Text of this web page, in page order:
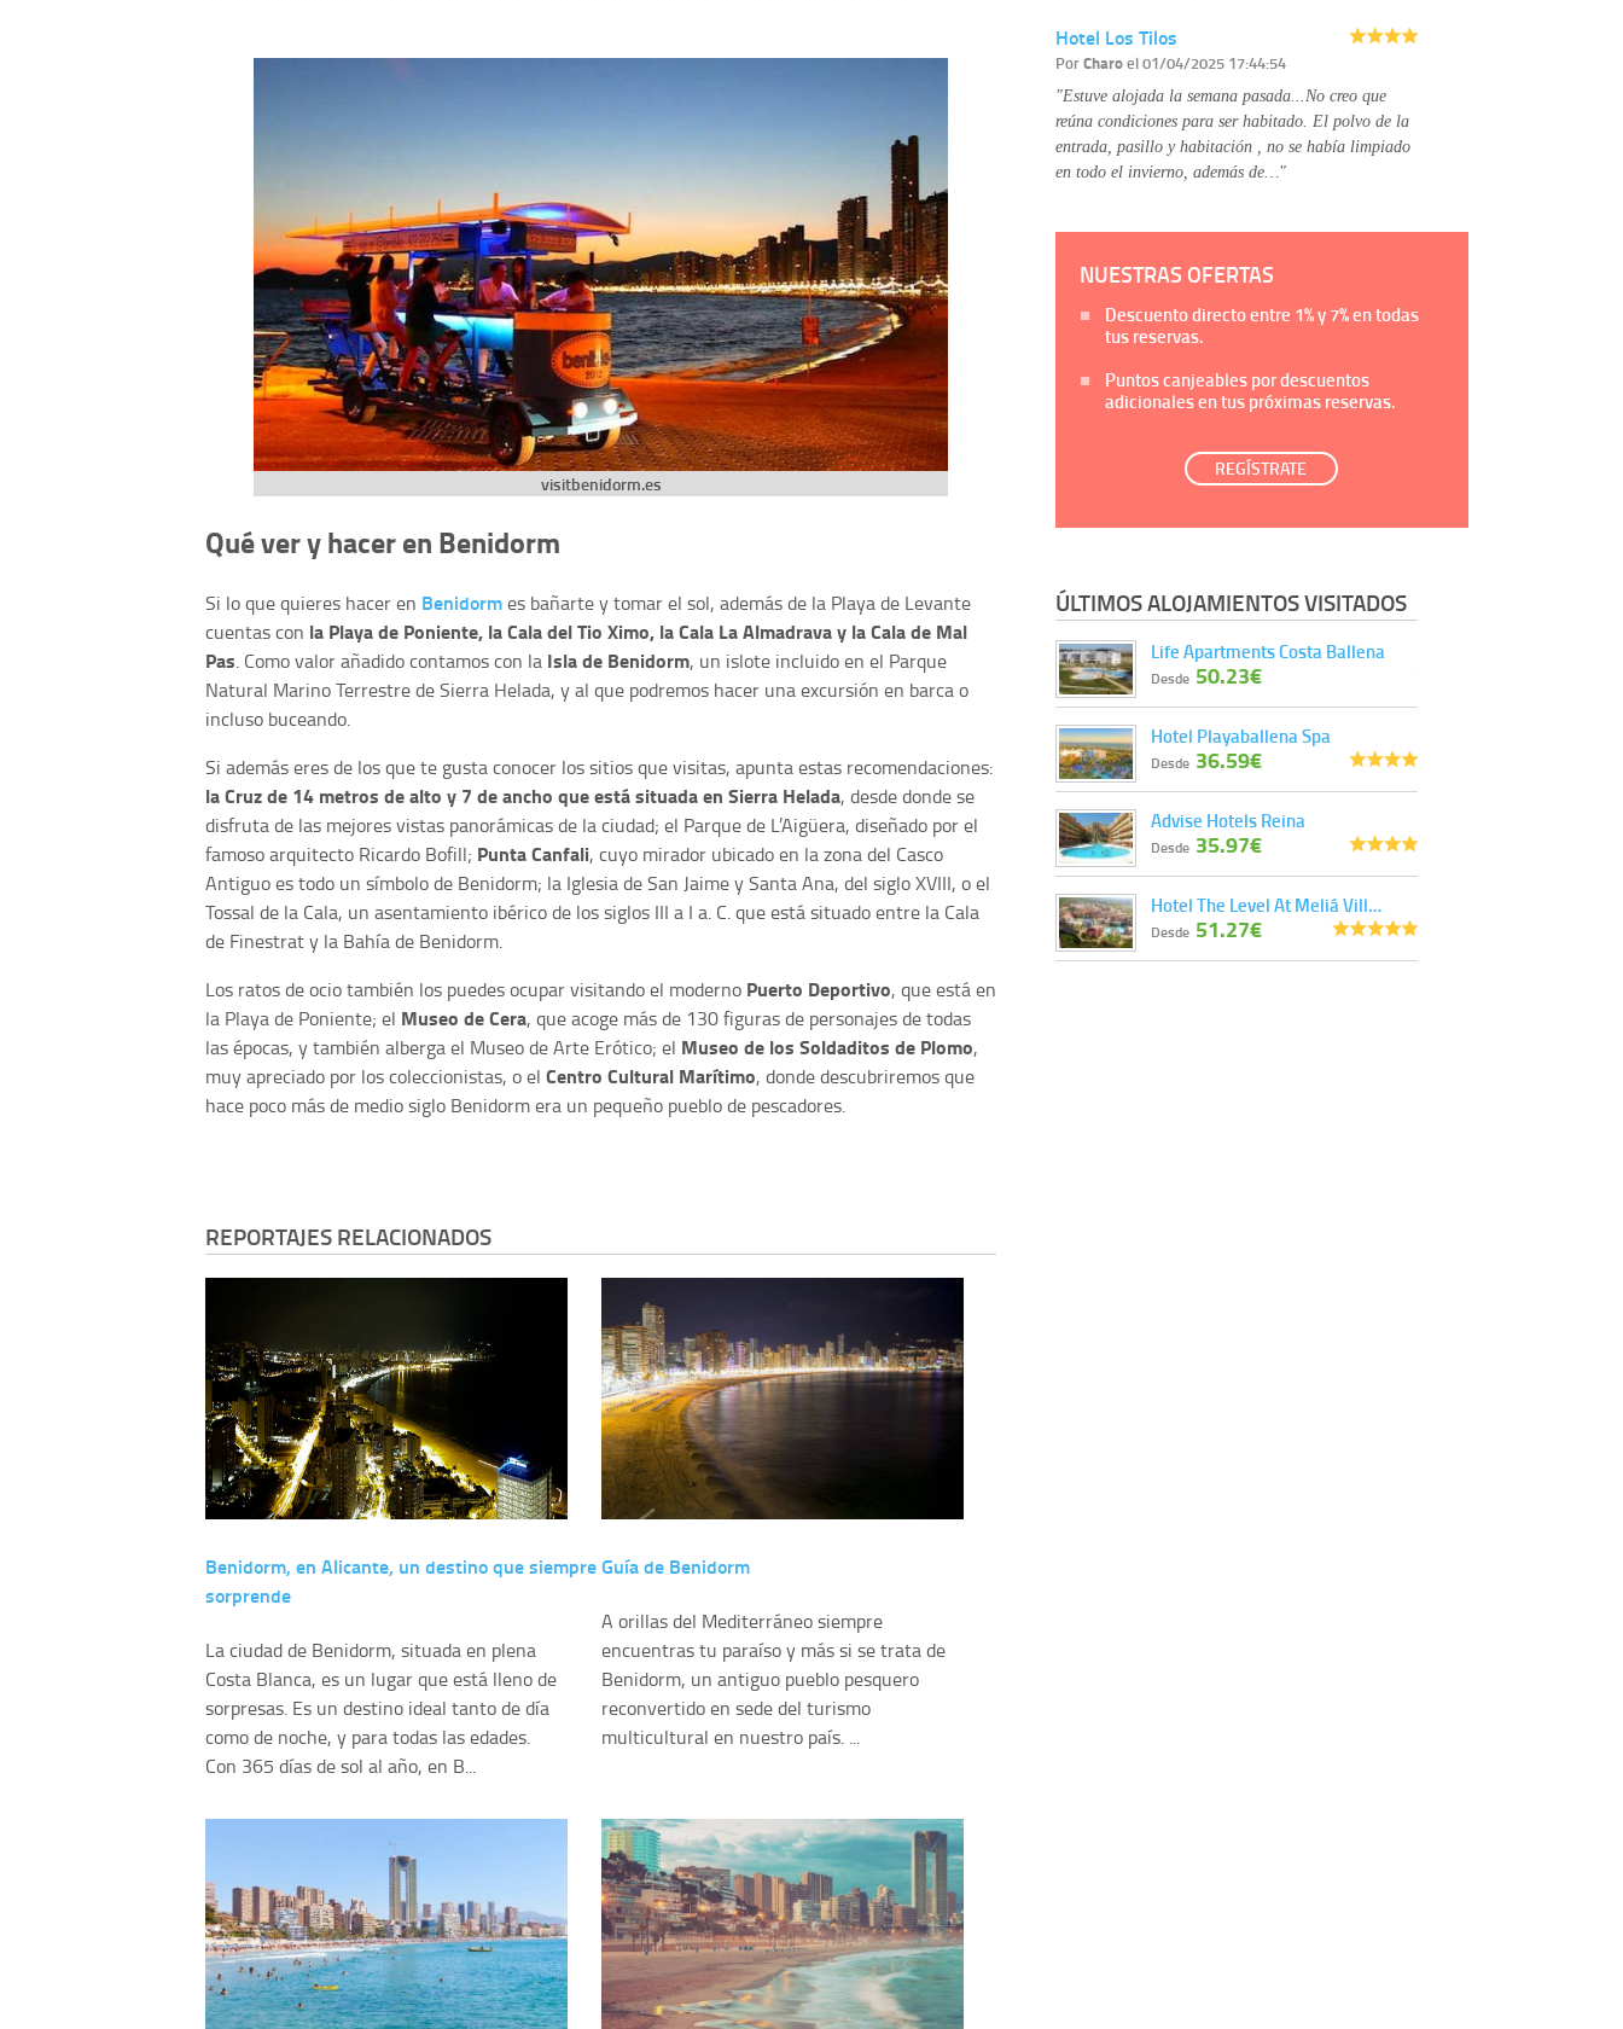
visitbenidorm.es
Qué ver y hacer en Benidorm
Si lo que quieres hacer en Benidormes bañarte y tomar el sol, además de la Playa de Levante
cuentas con la Playa de Poniente, la Cala del Tio Ximo, la Cala La Almadrava y la Cala de Mal
Pas. Como valor añadido contamos con la Isla de Benidorm, un islote incluido en el Parque
Natural Marino Terrestre de Sierra Helada, y al que podremos hacer una excursión en barca o
incluso buceando.
Si además eres de los que te gusta conocer los sitios que visitas, apunta estas recomendaciones:
la Cruz de 14 metros de alto y 7 de ancho que está situada en Sierra Helada, desde donde se
disfruta de las mejores vistas panorámicas de la ciudad; el Parque de L’Aigüera, diseñado por el
famoso arquitecto Ricardo Bofill; Punta Canfali, cuyo mirador ubicado en la zona del Casco
Antiguo es todo un símbolo de Benidorm; la Iglesia de San Jaime y Santa Ana, del siglo XVIII, o el
Tossal de la Cala, un asentamiento ibérico de los siglos III a I a. C. que está situado entre la Cala
de Finestrat y la Bahía de Benidorm.
Los ratos de ocio también los puedes ocupar visitando el moderno Puerto Deportivo, que está en
la Playa de Poniente; el Museo de Cera, que acoge más de 130 figuras de personajes de todas
las épocas, y también alberga el Museo de Arte Erótico; el Museo de los Soldaditos de Plomo,
muy apreciado por los coleccionistas, o el Centro Cultural Marítimo, donde descubriremos que
hace poco más de medio siglo Benidorm era un pequeño pueblo de pescadores.
REPORTAJES RELACIONADOS
Benidorm, en Alicante, un destino que siempre
sorprende
La ciudad de Benidorm, situada en plena
Costa Blanca, es un lugar que está lleno de
sorpresas. Es un destino ideal tanto de día
como de noche, y para todas las edades.
Con 365 días de sol al año, en B...
Guía de Benidorm
A orillas del Mediterráneo siempre
encuentras tu paraíso y más si se trata de
Benidorm, un antiguo pueblo pesquero
reconvertido en sede del turismo
multicultural en nuestro país. ...
Hotel Los Tilos
PorCharoel 01/04/2025 17:44:54
"Estuve alojada la semana pasada...No creo que
reúna condiciones para ser habitado. El polvo de la
entrada, pasillo y habitación , no se había limpiado
en todo el invierno, además de…"
NUESTRAS OFERTAS
Descuento directo entre 1%y7%en todas
tus reservas.
Puntos canjeables por descuentos
adicionales en tus próximas reservas.
REGÍSTRATE
ÚLTIMOS ALOJAMIENTOS VISITADOS
Life Apartments Costa Ballena
Desde 50.23€
Hotel Playaballena Spa
Desde 36.59€
Advise Hotels Reina
Desde 35.97€
Hotel The Level At Meliá Vill…
Desde 51.27€